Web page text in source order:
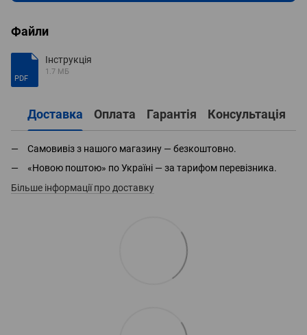
Файли
PDF
Інструкція
1.7 МБ
Доставка Оплата Гарантія Консультація
Самовивіз з нашого магазину — безкоштовно.
«Новою поштою» по Україні — за тарифом перевізника.
Більше інформації про доставку